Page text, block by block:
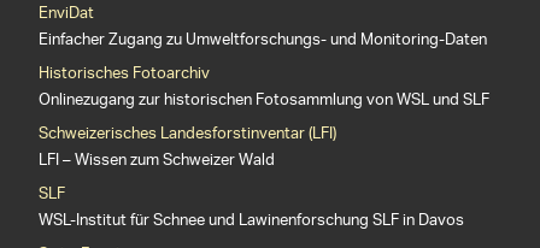
EnviDat
Einfacher Zugang zu Umweltforschungs- und Monitoring-Daten
Historisches Fotoarchiv
Onlinezugang zur historischen Fotosammlung von WSL und SLF
Schweizerisches Landesforstinventar (LFI)
LFI – Wissen zum Schweizer Wald
SLF
WSL-Institut für Schnee und Lawinenforschung SLF in Davos